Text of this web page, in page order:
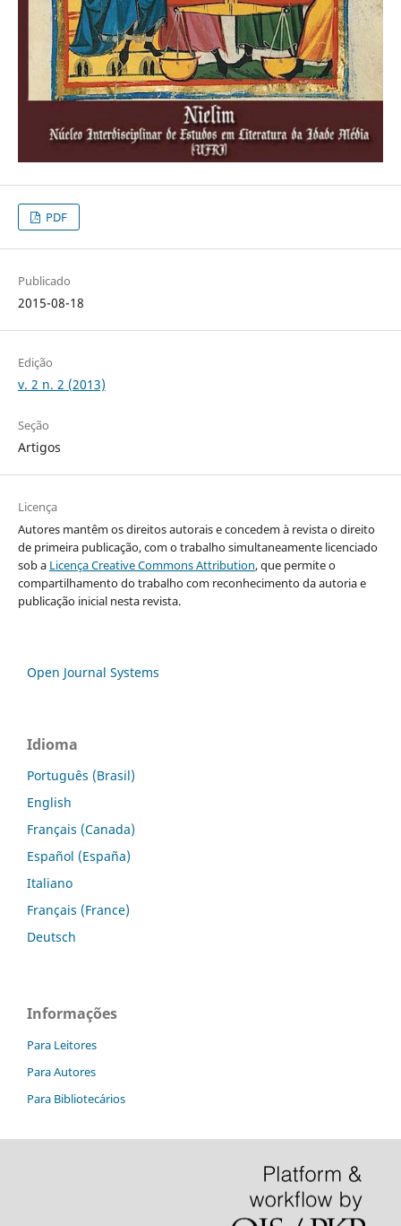
PDF
Publicado
2015-08-18
Edição
v. 2 n. 2 (2013)
Seção
Artigos
Licença
Autores mantêm os direitos autorais e concedem à revista o direito
de primeira publicação, com o trabalho simultaneamente licenciado
sob a Licença Creative Commons Attribution, que permite o
compartilhamento do trabalho com reconhecimento da autoria e
publicação inicial nesta revista.
Open Journal Systems
Idioma
Português (Brasil)
English
Français (Canada)
Español (España)
Italiano
Français (France)
Deutsch
Informações
Para Leitores
Para Autores
Para Bibliotecários